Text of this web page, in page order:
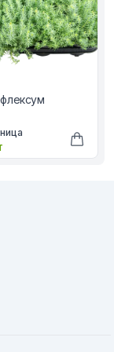
в рублях
в рублях